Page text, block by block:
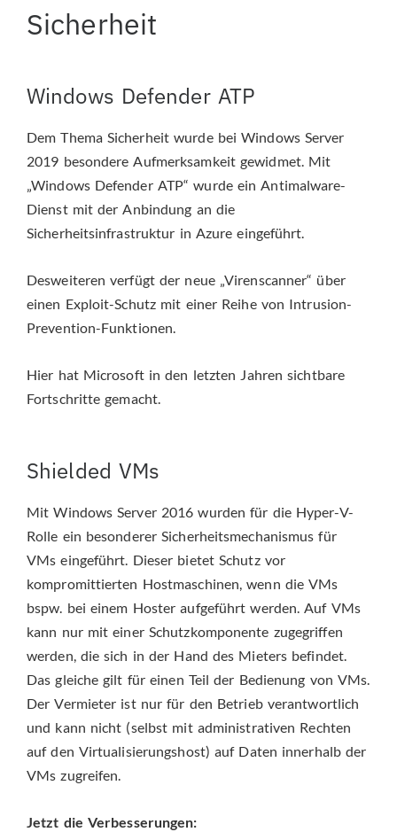
Sicherheit
Windows Defender ATP
Dem Thema Sicherheit wurde bei Windows Server
2019 besondere Aufmerksamkeit gewidmet. Mit
„Windows Defender ATP“ wurde ein Antimalware-
Dienst mit der Anbindung an die
Sicherheitsinfrastruktur in Azure eingeführt.
Desweiteren verfügt der neue „Virenscanner“ über
einen Exploit-Schutz mit einer Reihe von Intrusion-
Prevention-Funktionen.
Hier hat Microsoft in den letzten Jahren sichtbare
Fortschritte gemacht.
Shielded VMs
Mit Windows Server 2016 wurden für die Hyper-V-
Rolle ein besonderer Sicherheitsmechanismus für
VMs eingeführt. Dieser bietet Schutz vor
kompromittierten Hostmaschinen, wenn die VMs
bspw. bei einem Hoster aufgeführt werden. Auf VMs
kann nur mit einer Schutzkomponente zugegriffen
werden, die sich in der Hand des Mieters befindet.
Das gleiche gilt für einen Teil der Bedienung von VMs.
Der Vermieter ist nur für den Betrieb verantwortlich
und kann nicht (selbst mit administrativen Rechten
auf den Virtualisierungshost) auf Daten innerhalb der
VMs zugreifen.
Jetzt die Verbesserungen: